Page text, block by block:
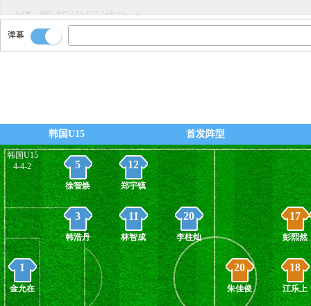
小泽 重新组织进攻！
小泽 球权回到韩国队后场！
弹幕
韩国U15 首发阵型
韩国U15
4-4-2
1
金允在
3
韩浩丹
5
徐智焕
11
林智成
12
郑宇镇
20
李柱灿
17
彭熙然
18
江乐上
20
朱佳俊